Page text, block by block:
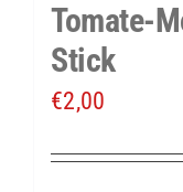
Tomate-
Stick
€2,00